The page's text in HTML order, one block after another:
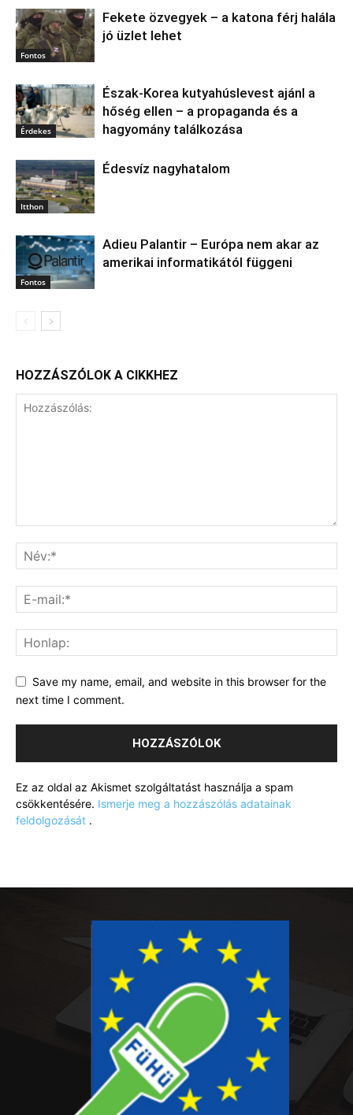
Fontos
Fekete özvegyek – a katona férj halála
jó üzlet lehet
Érdekes
Észak‑Korea kutyahúslevest ajánl a
hőség ellen – a propaganda és a
hagyomány találkozása
Itthon
Édesvíz nagyhatalom
Fontos
Adieu Palantir – Európa nem akar az
amerikai informatikától függeni
HOZZÁSZÓLOK A CIKKHEZ
Save my name, email, and website in this browser for the
next time I comment.
Ez az oldal az Akismet szolgáltatást használja a spam
csökkentésére. Ismerje meg a hozzászólás adatainak
feldolgozását .